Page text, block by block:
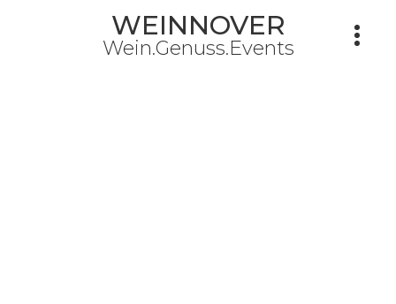
WEINNOVER
Wein.Genuss.Events